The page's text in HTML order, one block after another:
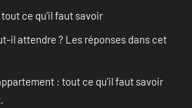
ce qu’il faut savoir
il attendre ? Les réponses dans cet
: tout ce qu’il faut savoir